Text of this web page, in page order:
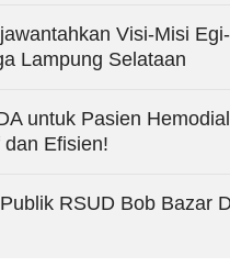
Visi-Misi
Lampung Selataan
untuk Pasien
Efisien!
RSUD Bob Bazar